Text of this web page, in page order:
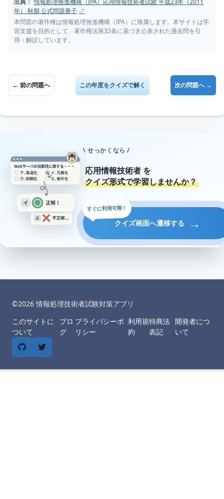
出典： 情報処理推進機構（IPA）応用情報技術者試験 平成23年（2011
年） 秋期 公式問題冊子 ↗
本問題の著作権は情報処理推進機構（IPA）に帰属します。本サイトは学
習支援を目的として、著作権法第32条に基づき公表された過去問を引
用・解説しています。
← 前の問題へ この年度をクイズで解く 次の問題へ →
\ せっかくなら /
応用情報技術者 を
クイズ形式で学習しませんか？
クイズ画面へ遷移する →
すぐに利用可能！
©︎2026情報処理技術者試験対策アプリ
このサイトに
ついて
ブロ
グ
プライバシーポ
リシー
利用規
約
特商法
表記
開発者につ
いて